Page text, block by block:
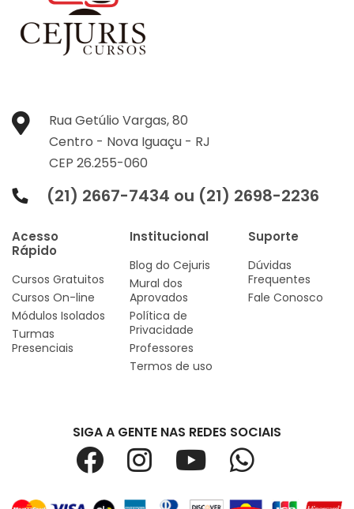
Rua Getúlio Vargas, 80
Centro - Nova Iguaçu - RJ
CEP 26.255-060
(21) 2667-7434 ou (21) 2698-2236
Acesso
Rápido
Cursos Gratuitos
Cursos On-line
Módulos Isolados
Turmas
Presenciais
Institucional
Blog do Cejuris
Mural dos
Aprovados
Política de
Privacidade
Professores
Termos de uso
Suporte
Dúvidas
Frequentes
Fale Conosco
SIGA A GENTE NAS REDES SOCIAIS